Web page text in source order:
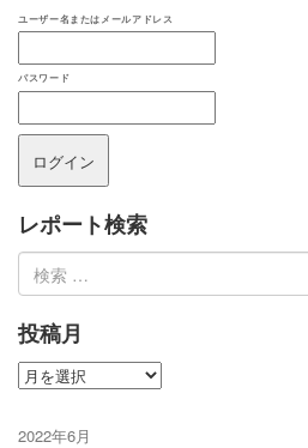
ユーザー名またはメールアドレス
パスワード
レポート検索
索:
投稿月
投
月
2022年6月